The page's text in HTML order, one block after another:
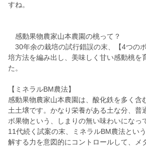
すね。
感動果物農家山本農園の桃って？
30年余の栽培の試行錯誤の末、【4つの
培方法を編み出し、美味しく甘い感動桃を
た。
【ミネラルBM農法】
感動果物農家山本農園は、酸化鉄を多く含
土土壌です。かなり栄養がある土な分、普
ボ果物という、しまりの無い味わいになっ
11代続く試案の末、ミネラルBM農法とい
解する力を意図的にコントロールして、メ